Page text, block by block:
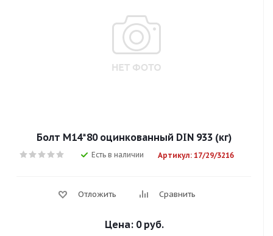
Болт М14*80 оцинкованный DIN 933 (кг)
Есть в наличии Артикул: 17/29/3216
Отложить Сравнить
Цена: 0 руб.